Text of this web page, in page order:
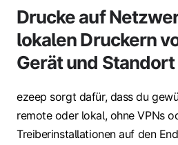
Drucke auf
lokalen Druckern
Gerät und Standort
ezeep sorgt dafür, dass du
remote oder lokal, ohne VPNs
Treiberinstallationen auf den